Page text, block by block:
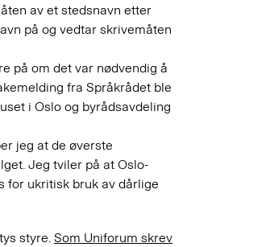
av et stedsnavn etter
på og vedtar skrivemåten
på om det var nødvendig å
fra Språkrådet ble
i Oslo og byrådsavdeling
jeg at de øverste
Jeg tviler på at Oslo-
for ukritisk bruk av dårlige
styre. Som Uniforum skrev